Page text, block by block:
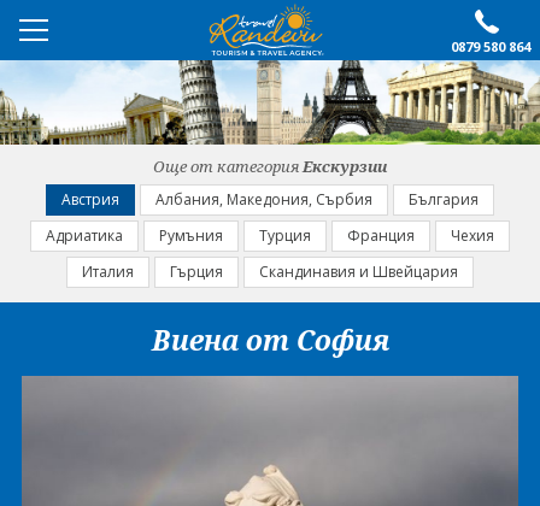
0879 580 864
ПРЕПОРЪЧАНО
ЕКСКУРЗИИ
ПОЧИВКИ
Условия за записване
ПОСЛЕДВАЙТЕ НИ
Още от категорияЕкскурзии
Австрия Албания, Македония, Сърбия
България
Адриатика
Румъния Турция Франция
Чехия
Италия
Гърция Скандинавия и Швейцария
Виена от София